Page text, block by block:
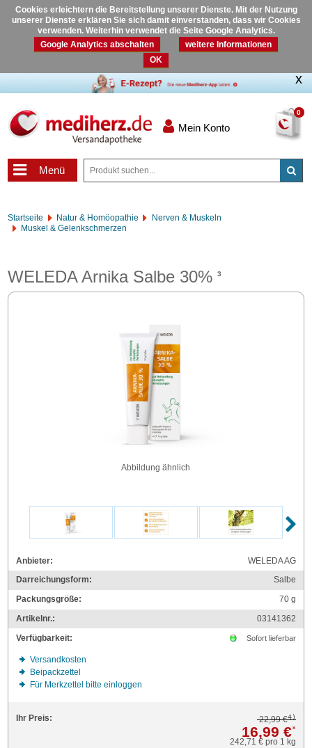
Cookies erleichtern die Bereitstellung unserer Dienste. Mit der Nutzung
unserer Dienste erklären Sie sich damit einverstanden, dass wir Cookies
verwenden. Weiterhin verwendet die Seite Google Analytics.
Google Analytics abschalten
weitere Informationen
OK
0
Mein Konto
Menü
Startseite Natur & Homöopathie
Nerven & Muskeln
Muskel & Gelenkschmerzen
WELEDA Arnika Salbe 30%3
Abbildung ähnlich
Anbieter:
WELEDA AG
Darreichungsform:
Salbe
Packungsgröße:
70g
Artikelnr.:
03141362
Verfügbarkeit:
Sofort lieferbar
Versandkosten
Beipackzettel
Für Merkzettel bitte einloggen
Ihr Preis: 22,99 €4)
16,99 €*
242,71 € pro 1 kg